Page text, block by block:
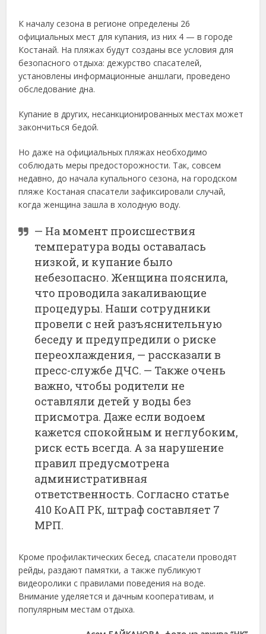
Кначалусезонаврегионеопределены 26
официальныхместдлякупания,изних 4 —вгороде
Костанай. Напляжахбудутсозданывсеусловиядля
безопасногоотдыха:дежурствоспасателей,
установленыинформационныеаншлаги,проведено
обследованиедна.
Купаниевдругих,несанкционированныхместахможет
закончитьсябедой.
Но даже на официальных пляжах необходимо
соблюдать меры предосторожности. Так, совсем
недавно, до начала купального сезона, на городском
пляже Костаная спасатели зафиксировали случай,
когда женщина зашла в холодную воду.
— На момент происшествия
температура воды оставалась
низкой, и купание было
небезопасно. Женщина пояснила,
что проводила закаливающие
процедуры. Наши сотрудники
провели с ней разъяснительную
беседу и предупредили о риске
переохлаждения, — рассказали в
пресс-службе ДЧС. — Также очень
важно, чтобы родители не
оставляли детей уводы без
присмотра. Даже есливодоем
кажется спокойным и неглубоким,
риск естьвсегда. Аза нарушение
правил предусмотрена
административная
ответственность. Согласно статье
410 КоАП РК, штраф составляет 7
МРП.
Кромепрофилактическихбесед,спасателипроводят
рейды,раздаютпамятки,а такжепубликуют
видеороликисправиламиповедениянаводе.
Вниманиеуделяетсяидачнымкооперативам,и
популярнымместамотдыха.